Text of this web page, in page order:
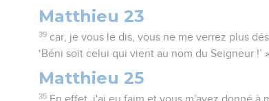
Matthieu 23
39 car, je vous le dis, vous ne me verrez plus
‘Béni soit celui qui vient au nom du Seigneur !’ »
Matthieu 25
35 En effet, j'ai eu faim et vous m'avez donné à